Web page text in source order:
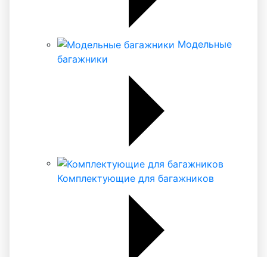
Модельные
багажники
Комплектующие для багажников